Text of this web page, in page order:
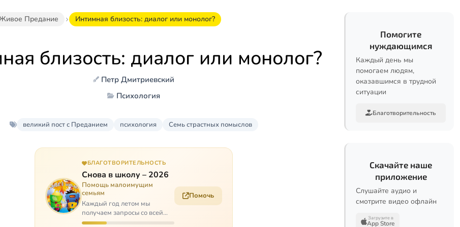
Предание Интимная близость: диалог или монолог?
близость: диалог или монолог?
Петр Дмитриевский
Психология
великий пост с Преданием психология Семь страстных помыслов
БЛАГОТВОРИТЕЛЬНОСТЬ
Снова в школу – 2026
Помощь малоимущим
семьям
Каждый год летом мы
получаем запросы со всей
России: помогите собраться в
Помочь
Помогите
нуждающимся
Каждый день мы
помогаем людям,
оказавшимся в трудной
ситуации
Благотворительность
Скачайте наше
приложение
Слушайте аудио и
смотрите видео офлайн
Загрузите в
App Store